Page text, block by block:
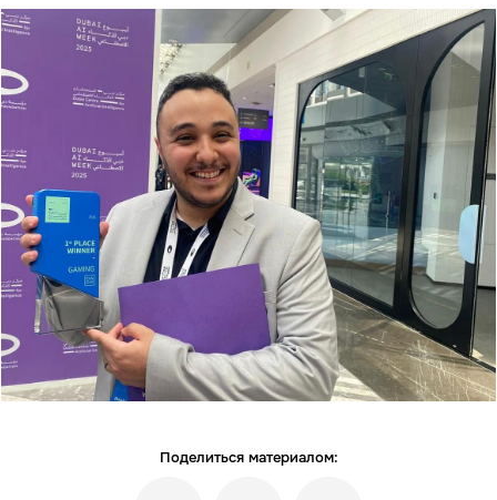
Поделиться материалом: